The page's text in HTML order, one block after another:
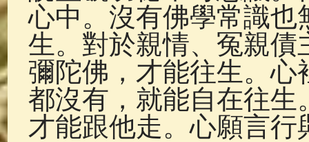
心中。沒有佛學常識也
生。對於親情、冤親
彌陀佛，才能往生。
都沒有，就能自在往
才能跟他走。心願言